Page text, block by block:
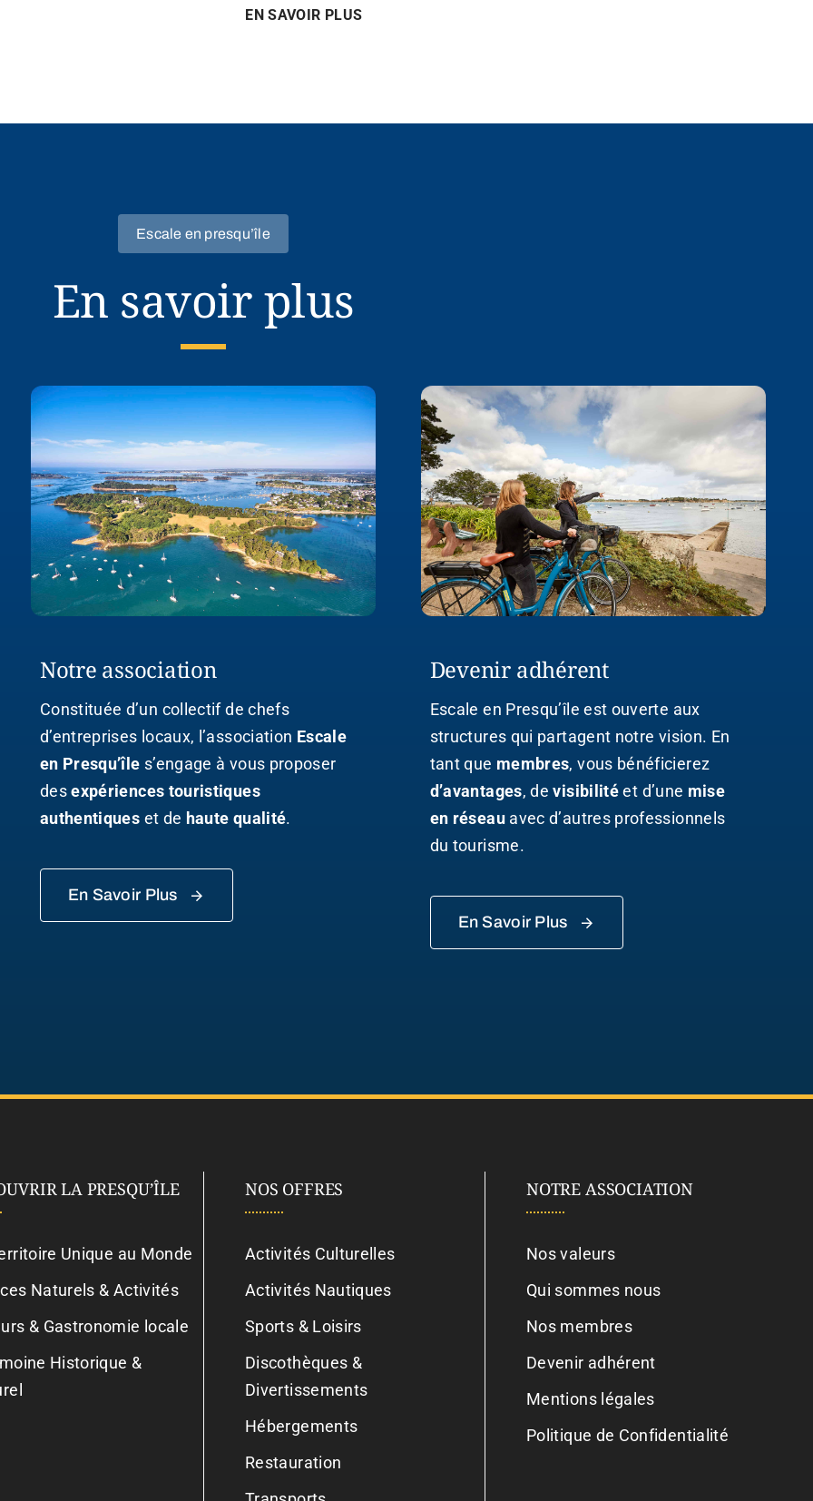
EN SAVOIR PLUS
Escale en presqu’île
En savoir plus
Notre association
Constituée d’un collectif de chefs
d’entreprises locaux, l’association Escale
en Presqu’île s’engage à vous proposer
desexpériences touristiques
authentiques et de haute qualité.
En Savoir Plus
Devenir adhérent
Escale en Presqu’île est ouverte aux
structures qui partagent notre vision. En
tant que membres, vous bénéficierez
d’avantages, de visibilitéet d’une mise
en réseauavec d’autres professionnels
du tourisme.
En Savoir Plus
LA PRESQU’ÎLE
Unique au Monde
Naturels & Activités
& Gastronomie locale
Historique &
NOS OFFRES
Activités Culturelles
Activités Nautiques
Sports & Loisirs
Discothèques &
Divertissements
Hébergements
Restauration
NOTRE ASSOCIATION
Nos valeurs
Qui sommes nous
Nos membres
Devenir adhérent
Mentions légales
Politique de Confidentialité